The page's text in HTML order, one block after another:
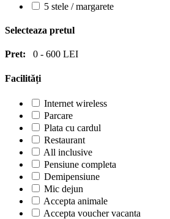
5 stele / margarete
Selecteaza pretul
Pret: 0 - 600 LEI
Facilități
Internet wireless
Parcare
Plata cu cardul
Restaurant
All inclusive
Pensiune completa
Demipensiune
Mic dejun
Accepta animale
Accepta voucher vacanta